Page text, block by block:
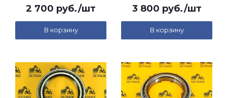
2 700 руб./шт
В корзину
3 800 руб./шт
В корзину